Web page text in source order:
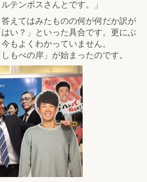
テンボスさんとです。」
えてはみたものの何が何だか訳が
い？」といった具合です。更にぶ
もよくわかっていません。
もべの岸」が始まったのです。